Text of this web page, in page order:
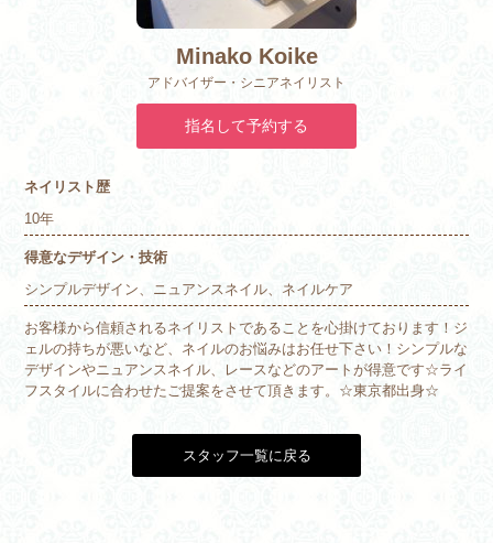
Minako Koike
アドバイザー・シニアネイリスト
指名して予約する
ネイリスト歴
10年
得意なデザイン・技術
シンプルデザイン、ニュアンスネイル、ネイルケア
お客様から信頼されるネイリストであることを心掛けております！ジ
ェルの持ちが悪いなど、ネイルのお悩みはお任せ下さい！シンプルな
デザインやニュアンスネイル、レースなどのアートが得意です☆ライ
フスタイルに合わせたご提案をさせて頂きます。☆東京都出身☆
スタッフ一覧に戻る